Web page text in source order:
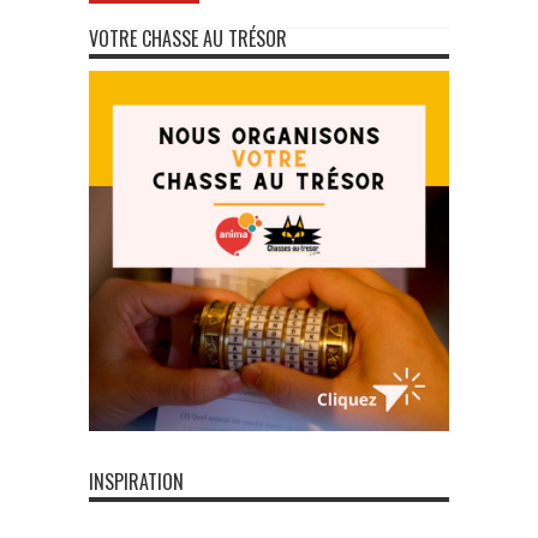
VOTRE CHASSE AU TRÉSOR
INSPIRATION